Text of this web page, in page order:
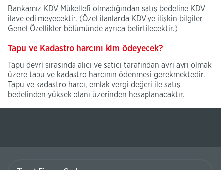
Bankamız KDV Mükellefi olmadığından satış bedeline KDV
ilave edilmeyecektir. (Özel ilanlarda KDV'ye ilişkin bilgiler
Genel Özellikler bölümünde ayrıca belirtilecektir.)
Tapu ve Kadastro harcını kim ödeyecek?
Tapu devri sırasında alıcı ve satıcı tarafından ayrı ayrı olmak
üzere tapu ve kadastro harcının ödenmesi gerekmektedir.
Tapu ve kadastro harcı, emlak vergi değeri ile satış
bedelinden yüksek olanı üzerinden hesaplanacaktır.